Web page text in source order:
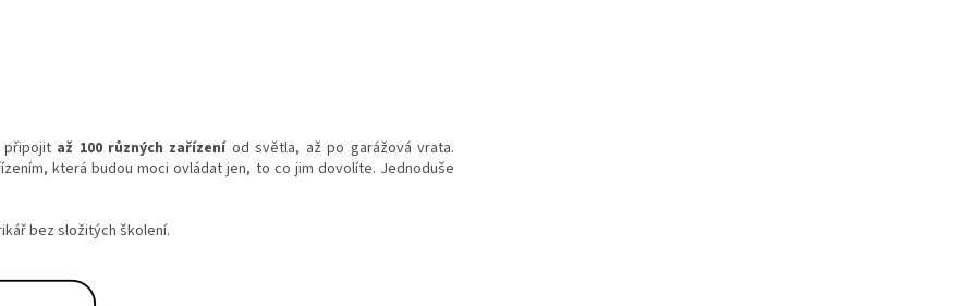
připojit až 100 různých zařízeníod světla, až po garážová vrata.
, která budou moci ovládatjen, to co jim dovolíte. Jednoduše
bez složitých školení.